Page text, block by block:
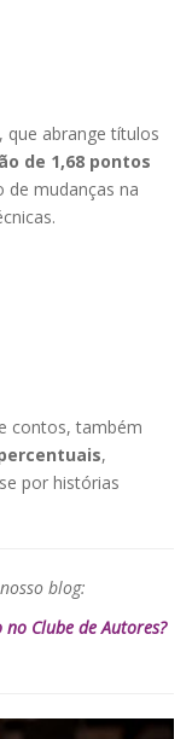
que abrange títulos
de 1,68 pontos
de mudanças na
e contos, também
,
por histórias
blog:
Clube de Autores?